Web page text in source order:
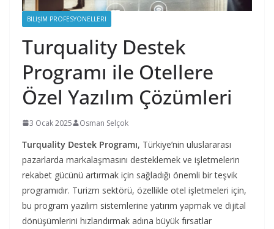
BILIŞIM PROFESYONELLERI
Turquality Destek
Programı ile Otellere
Özel Yazılım Çözümleri
3 Ocak 2025 Osman Selçok
Turquality Destek Programı, Türkiye’nin uluslararası
pazarlarda markalaşmasını desteklemek ve işletmelerin
rekabet gücünü artırmak için sağladığı önemli bir teşvik
programıdır. Turizm sektörü, özellikle otel işletmeleri için,
bu program yazılım sistemlerine yatırım yapmak ve dijital
dönüşümlerini hızlandırmak adına büyük fırsatlar